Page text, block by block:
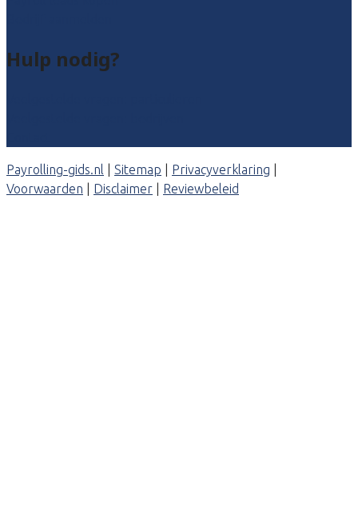
Hulp nodig?
Payrolling-gids.nl Sitemap Privacyverklaring
Voorwaarden
Disclaimer Reviewbeleid